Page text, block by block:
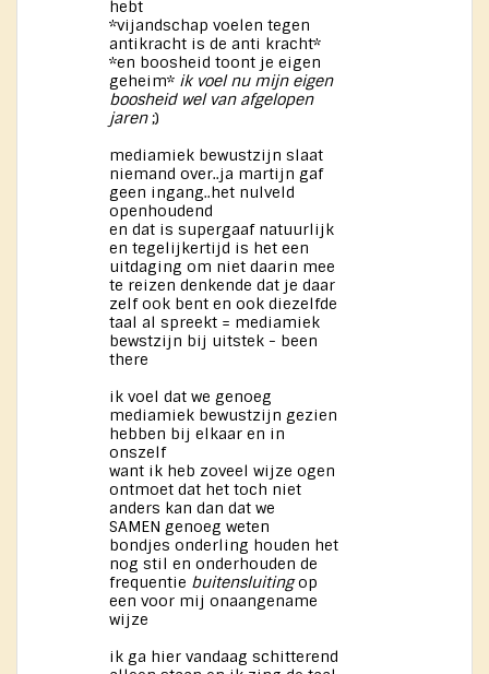
hebt
*vijandschap voelen tegen
antikracht is de anti kracht*
*en boosheid toont je eigen
geheim* ik voel nu mijn eigen
boosheid wel van afgelopen
jaren;)
mediamiek bewustzijn slaat
niemand over..ja martijn gaf
geen ingang..het nulveld
openhoudend
en dat is supergaaf natuurlijk
en tegelijkertijd is het een
uitdaging om niet daarin mee
te reizen denkende dat je daar
zelf ook bent en ook diezelfde
taal al spreekt = mediamiek
bewstzijn bij uitstek - been
there
ik voel dat we genoeg
mediamiek bewustzijn gezien
hebben bij elkaar en in
onszelf
want ik heb zoveel wijze ogen
ontmoet dat het toch niet
anders kan dan dat we
SAMEN genoeg weten
bondjes onderling houden het
nog stil en onderhouden de
frequentie buitensluitingop
een voor mij onaangename
wijze
ik ga hier vandaag schitterend